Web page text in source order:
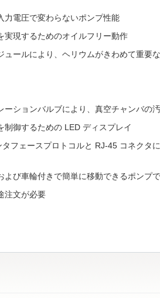
力電圧で変わらないポンプ性能
実現するためのオイルフリー動作
ュールにより、ヘリウムがきわめて重要
ーションバルブにより、真空チャンバの
制御するための LED ディスプレイ
フェースプロトコルと RJ-45 コネクタ
よび車輪付きで簡単に移動できるポンプ
注文が必要